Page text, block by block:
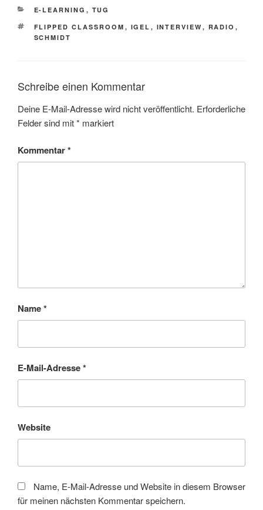
KATEGORIEN
E-LEARNING , TUG
SCHLAGWÖRTER
FLIPPED CLASSROOM , IGEL , INTERVIEW , RADIO ,
SCHMIDT
Schreibe einen Kommentar
Deine E-Mail-Adresse wird nicht veröffentlicht. Erforderliche
Felder sind mit* markiert
Kommentar*
Name*
E-Mail-Adresse*
Website
Name, E-Mail-Adresse und Website in diesem Browser
für meinen nächsten Kommentar speichern.